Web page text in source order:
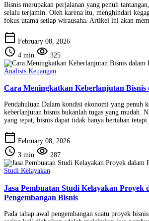
Bisnis merupakan perjalanan yang penuh
selalu terjamin. Oleh karena itu, menghindari
fokus utama setiap wirausaha. Artikel ini akan
calendar_today February 08, 2026
schedule 4 min visibility 325
Analisis Keuangan
Cara Meningkatkan Keberlanjutan Bisnis
Pendahuluan Dalam kondisi ekonomi yang penuh
keberlanjutan bisnis bukanlah tugas yang mudah.
yang tepat, bisnis dapat tidak hanya bertahan
calendar_today February 08, 2026
schedule 3 min visibility 287
Studi Kelayakan
Jasa Pembuatan Studi Kelayakan Proyek
Pengembangan Bisnis
Pada tahap awal pengembangan suatu proyek